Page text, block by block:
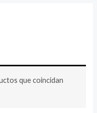
que coincidan